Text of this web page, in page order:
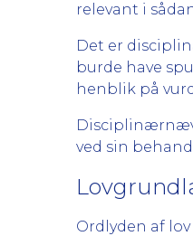
relevant i
Det er
burde have
henblik på
ved sin
Ordlyden af